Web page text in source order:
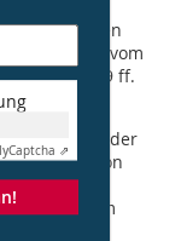
oder
hinnehmen
vom
Rn. 35, 39 ff.
der
von
zum
Captcha ⇗